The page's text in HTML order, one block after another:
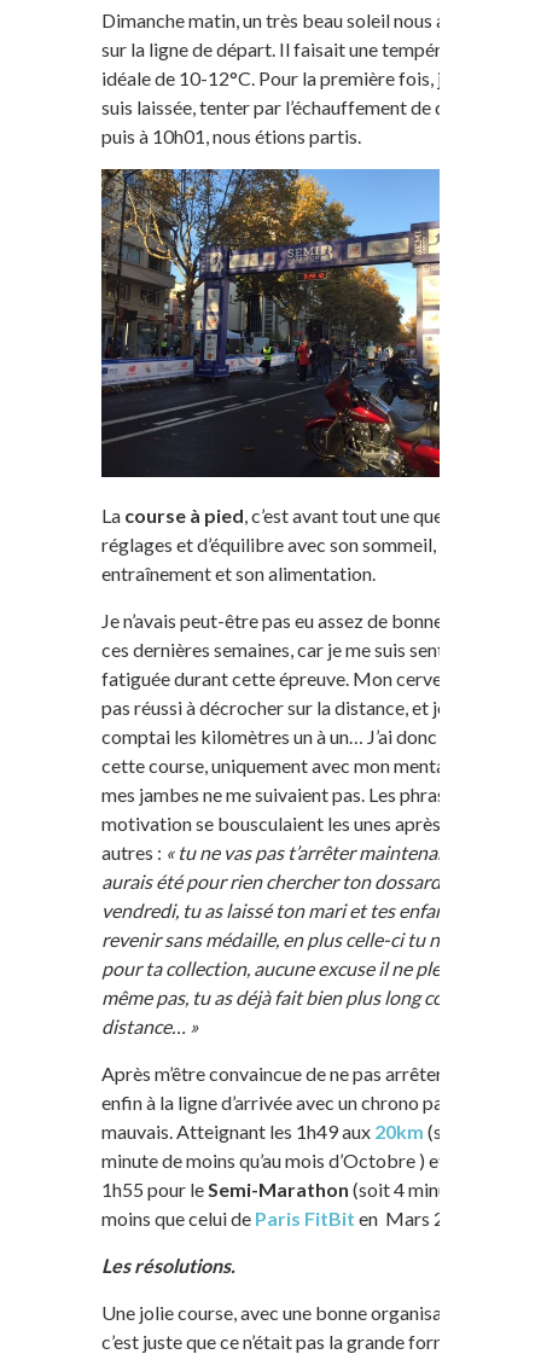
Dimanche matin, un très beau soleil nous attendait
sur la ligne de départ. Il faisait une température
idéale de 10-12°C. Pour la première fois, je me
suis laissée, tenter par l’échauffement de départ et
puis à 10h01, nous étions partis.
La course à pied , c’est avant tout une question de
réglages et d’équilibre avec son sommeil, son
entraînement et son alimentation.
Je n’avais peut-être pas eu assez de bonnes nuits
ces dernières semaines, car je me suis sentie très
fatiguée durant cette épreuve. Mon cerveau n’a
pas réussi à décrocher sur la distance, et je
comptai les kilomètres un à un… J’ai donc fait
cette course, uniquement avec mon mental, car
mes jambes ne me suivaient pas. Les phrases de
motivation se bousculaient les unes après les
autres : « tu ne vas pas t’arrêter maintenant, tu
aurais été pour rien chercher ton dossard
vendredi, tu as laissé ton mari et tes enfants pour
revenir sans médaille, en plus celle-ci tu ne l’as pas
pour ta collection, aucune excuse il ne pleut
même pas, tu as déjà fait bien plus long comme
distance… »
Après m’être convaincue de ne pas arrêter, j’arrivai
enfin à la ligne d’arrivée avec un chrono pas trop
mauvais. Atteignant les 1h49 aux 20km (soit une
minute de moins qu’au mois d’Octobre ) et donc
1h55 pour le Semi-Marathon (soit 4 minutes de
moins que celui de Paris FitBit en Mars 2017 ).
Les résolutions.
Une jolie course, avec une bonne organisation,
c’est juste que ce n’était pas la grande forme, et